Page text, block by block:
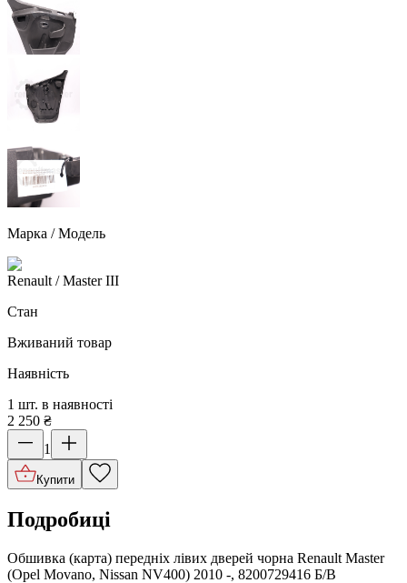
Марка / Модель
Renault / Master III
Стан
Вживаний товар
Наявність
1 шт. в наявності
2 250 ₴
1
Купити
Подробиці
Обшивка (карта) передніх лівих дверей чорна Renault Master
(Opel Movano, Nissan NV400) 2010 -, 8200729416 Б/В